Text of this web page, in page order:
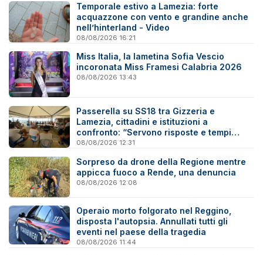
Temporale estivo a Lamezia: forte
acquazzone con vento e grandine anche
nell’hinterland - Video
08/08/2026 16:21
Miss Italia, la lametina Sofia Vescio
incoronata Miss Framesi Calabria 2026
08/08/2026 13:43
Passerella su SS18 tra Gizzeria e
Lamezia, cittadini e istituzioni a
confronto: “Servono risposte e tempi
certi”
08/08/2026 12:31
Sorpreso da drone della Regione mentre
appicca fuoco a Rende, una denuncia
08/08/2026 12:08
Operaio morto folgorato nel Reggino,
disposta l'autopsia. Annullati tutti gli
eventi nel paese della tragedia
08/08/2026 11:44